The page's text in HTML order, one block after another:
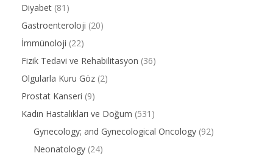
Diyabet (81)
Gastroenteroloji (20)
İmmünoloji (22)
Fizik Tedavi ve Rehabilitasyon (36)
Olgularla Kuru Göz (2)
Prostat Kanseri (9)
Kadın Hastalıkları ve Doğum (531)
Gynecology; and Gynecological Oncology (92)
Neonatology (24)